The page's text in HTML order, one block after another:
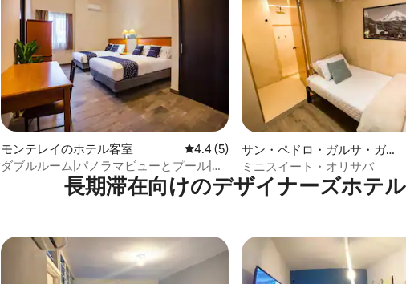
モンテレイのホテル客室 レビュー5件、5つ星中4.4つ星の平均評価
4.4 (5)
ダブルルーム|パノラマビューとプール|エ
アコン、Wi-Fi
サン・ペドロ・ガルサ・ガル
シアのホテル客室
ミニスイート・オリサバ
長期滞在向⁠け⁠のデ⁠ザ⁠イ⁠ナ⁠ー⁠ズホ⁠テ⁠ル